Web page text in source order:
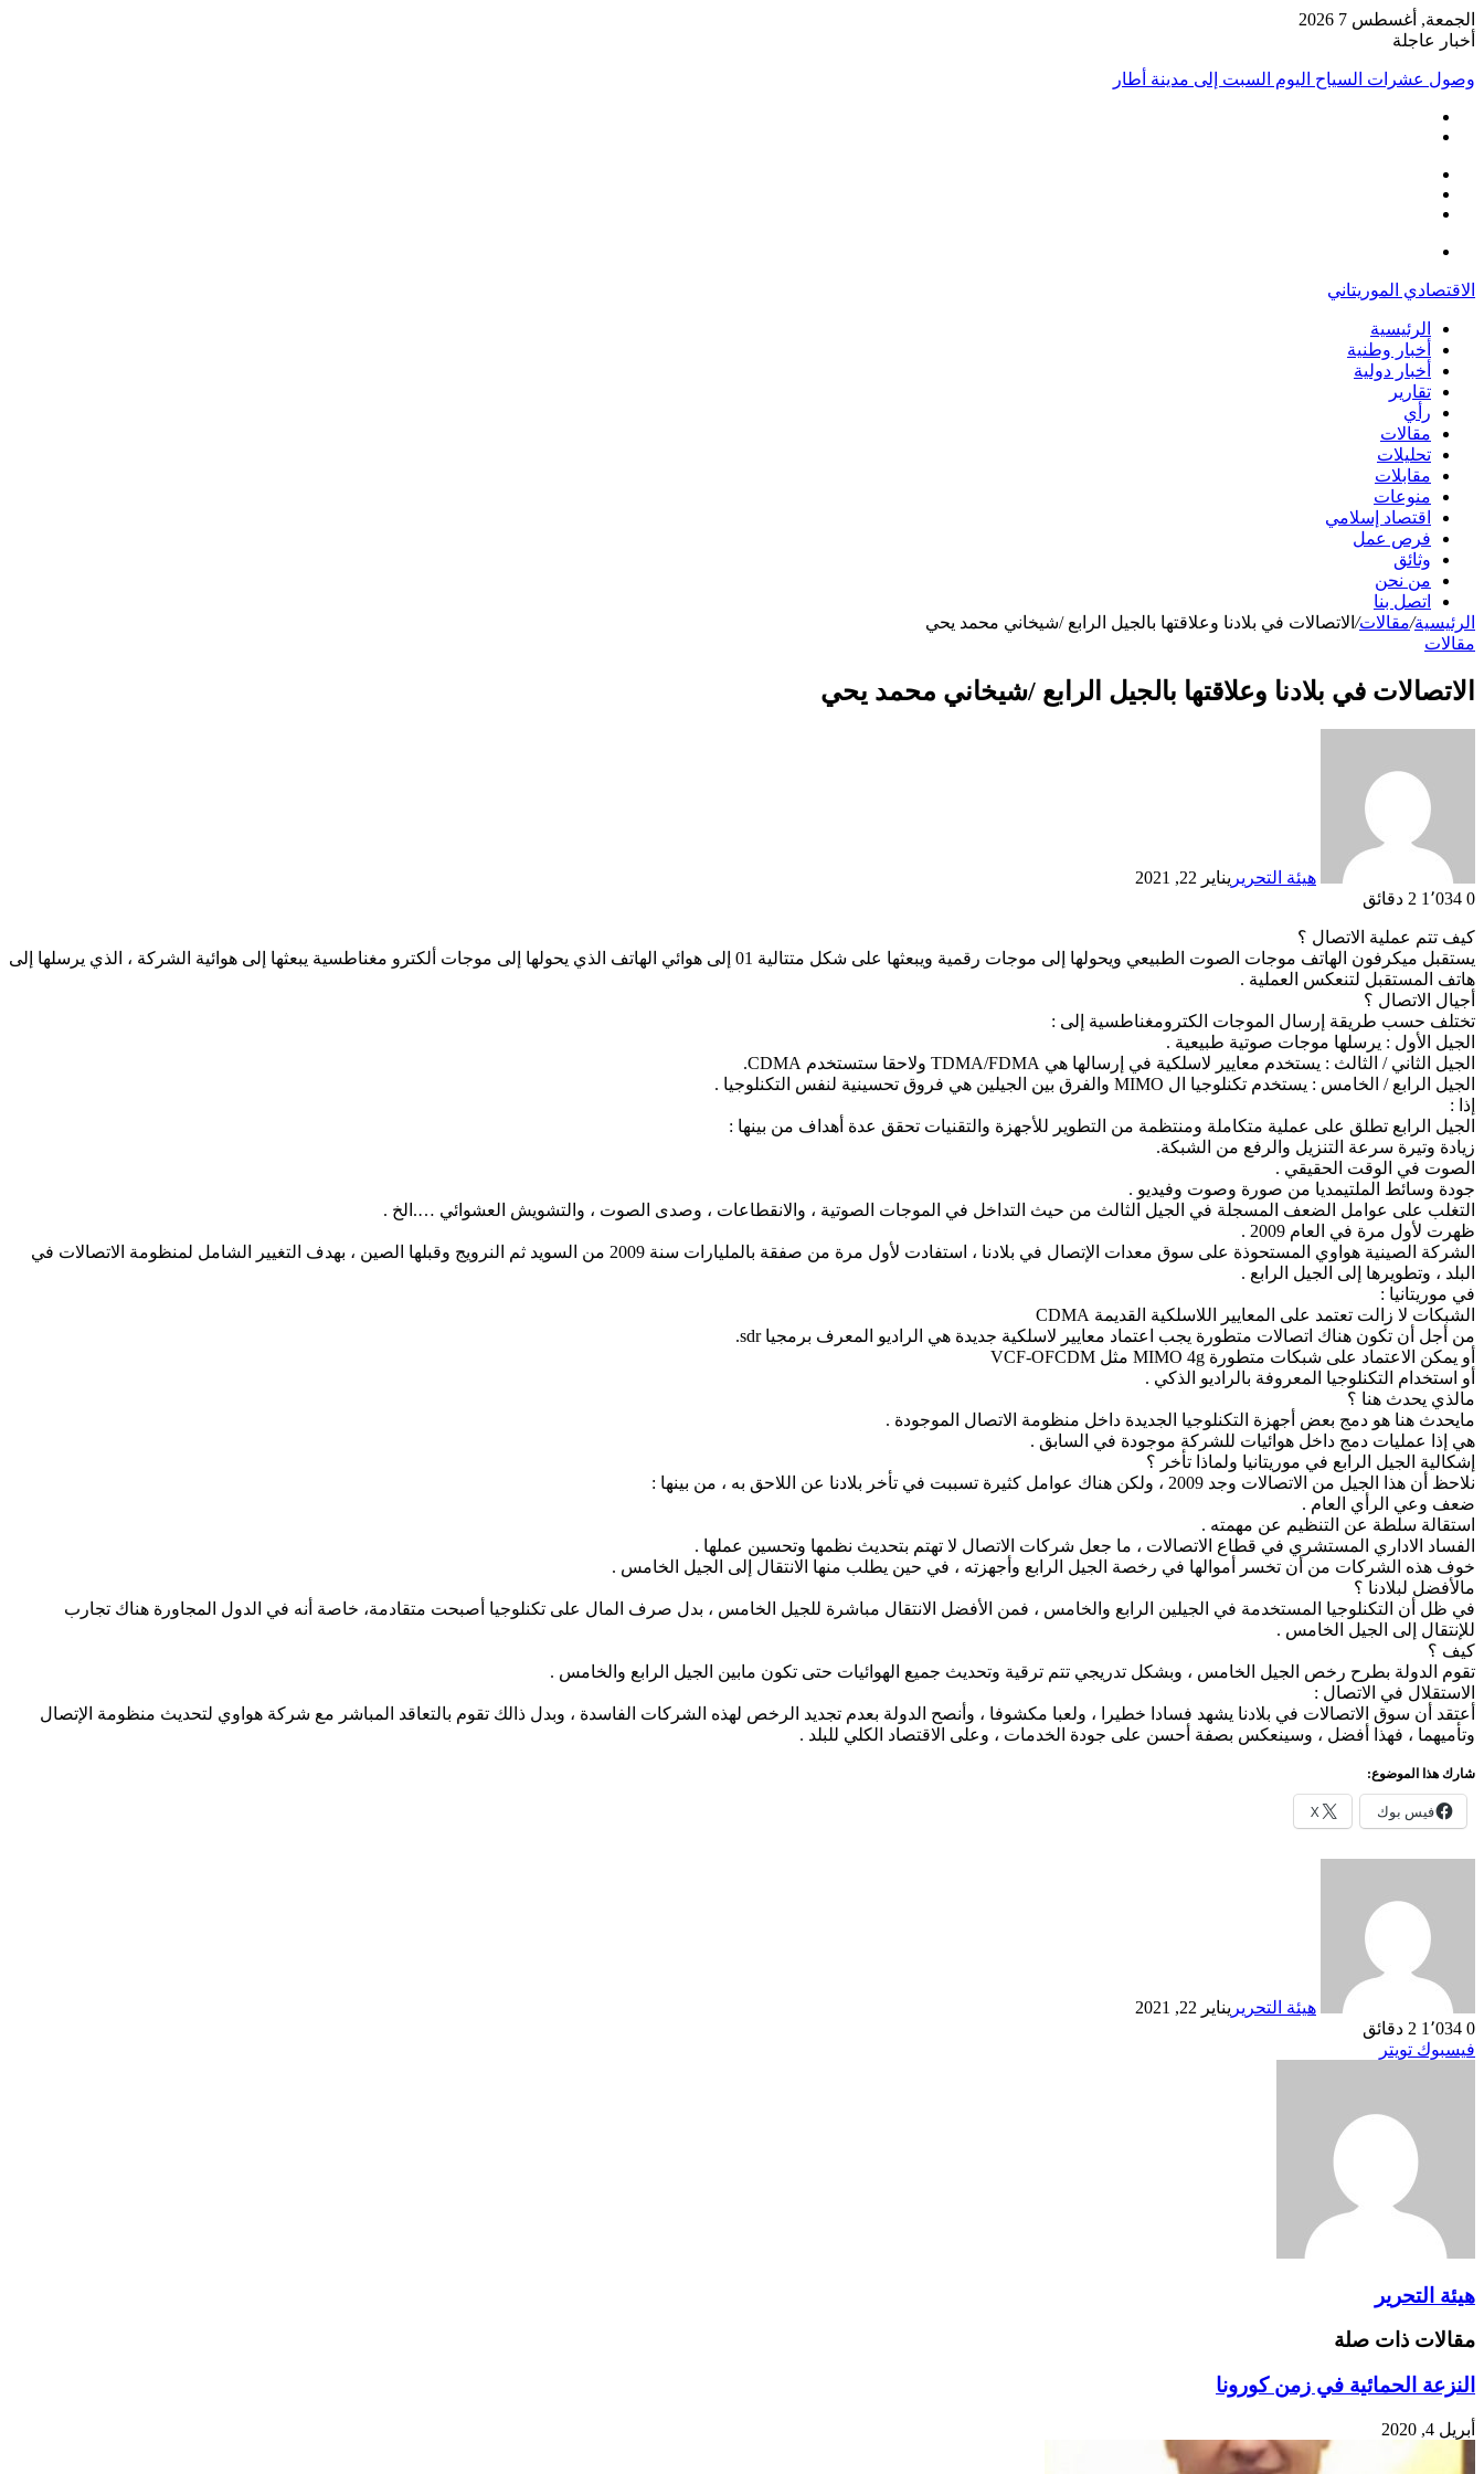
الجمعة, أغسطس 7 2026
أخبار عاجلة
وصول عشرات السياح اليوم السبت إلى مدينة أطار
الاقتصادي الموريتاني
الرئيسية
أخبار وطنية
أخبار دولية
تقارير
رأي
مقالات
تحليلات
مقابلات
منوعات
اقتصاد إسلامي
فرص عمل
وثائق
من نحن
اتصل بنا
الرئيسية/مقالات/ الاتصالات في بلادنا وعلاقتها بالجيل الرابع /شيخاني محمد يحي
مقالات
الاتصالات في بلادنا وعلاقتها بالجيل الرابع /شيخاني محمد يحي
هيئة التحرير يناير 22, 2021
0
2 دقائق
كيف تتم عملية الاتصال ؟
يستقبل ميكرفون الهاتف موجات الصوت الطبيعي ويحولها إلى موجات رقمية ويبعثها على شكل متتالية 01 إلى هوائي الهاتف الذي يحولها إلى موجات ألكترو مغناطسية يبعثها إلى هوائية الشركة ، الذي يرسلها إلى
هاتف المستقبل لتنعكس العملية .
أجيال الاتصال ؟
تختلف حسب طريقة إرسال الموجات الكترومغناطسية إلى :
الجيل الأول : يرسلها موجات صوتية طبيعية .
الجيل الثاني / الثالث : يستخدم معايير لاسلكية في إرسالها هي TDMA/FDMA ولاحقا ستستخدم CDMA.
الجيل الرابع / الخامس : يستخدم تكنلوجيا ال MIMO والفرق بين الجيلين هي فروق تحسينية لنفس التكنلوجيا .
إذا :
الجيل الرابع تطلق على عملية متكاملة ومنتظمة من التطوير للأجهزة والتقنيات تحقق عدة أهداف من بينها :
زيادة وتيرة سرعة التنزيل والرفع من الشبكة.
الصوت في الوقت الحقيقي .
جودة وسائط الملتيمديا من صورة وصوت وفيديو .
التغلب على عوامل الضعف المسجلة في الجيل الثالث من حيث التداخل في الموجات الصوتية ، والانقطاعات ، وصدى الصوت ، والتشويش العشوائي ….الخ .
ظهرت لأول مرة في العام 2009 .
الشركة الصينية هواوي المستحوذة على سوق معدات الإتصال في بلادنا ، استفادت لأول مرة من صفقة بالمليارات سنة 2009 من السويد ثم النرويج وقبلها الصين ، بهدف التغيير الشامل لمنظومة الاتصالات في
البلد ، وتطويرها إلى الجيل الرابع .
في موريتانيا :
الشبكات لا زالت تعتمد على المعايير اللاسلكية القديمة CDMA
من أجل أن تكون هناك اتصالات متطورة يجب اعتماد معايير لاسلكية جديدة هي الراديو المعرف برمجيا sdr.
أو يمكن الاعتماد على شبكات متطورة MIMO 4g مثل VCF-OFCDM
أو استخدام التكنلوجيا المعروفة بالراديو الذكي .
مالذي يحدث هنا ؟
مايحدث هنا هو دمج بعض أجهزة التكنلوجيا الجديدة داخل منظومة الاتصال الموجودة .
هي إذا عمليات دمج داخل هوائيات للشركة موجودة في السابق .
إشكالية الجيل الرابع في موريتانيا ولماذا تأخر ؟
نلاحظ أن هذا الجيل من الاتصالات وجد 2009 ، ولكن هناك عوامل كثيرة تسببت في تأخر بلادنا عن اللاحق به ، من بينها :
ضعف وعي الرأي العام .
استقالة سلطة عن التنظيم عن مهمته .
الفساد الاداري المستشري في قطاع الاتصالات ، ما جعل شركات الاتصال لا تهتم بتحديث نظمها وتحسين عملها .
خوف هذه الشركات من أن تخسر أموالها في رخصة الجيل الرابع وأجهزته ، في حين يطلب منها الانتقال إلى الجيل الخامس .
مالأفضل لبلادنا ؟
في ظل أن التكنلوجيا المستخدمة في الجيلين الرابع والخامس ، فمن الأفضل الانتقال مباشرة للجيل الخامس ، بدل صرف المال على تكنلوجيا أصبحت متقادمة، خاصة أنه في الدول المجاورة هناك تجارب
للإنتقال إلى الجيل الخامس .
كيف ؟
تقوم الدولة بطرح رخص الجيل الخامس ، وبشكل تدريجي تتم ترقية وتحديث جميع الهوائيات حتى تكون مابين الجيل الرابع والخامس .
الاستقلال في الاتصال :
أعتقد أن سوق الاتصالات في بلادنا يشهد فسادا خطيرا ، ولعبا مكشوفا ، وأنصح الدولة بعدم تجديد الرخص لهذه الشركات الفاسدة ، وبدل ذالك تقوم بالتعاقد المباشر مع شركة هواوي لتحديث منظومة الإتصال
وتأميهما ، فهذا أفضل ، وسينعكس بصفة أحسن على جودة الخدمات ، وعلى الاقتصاد الكلي للبلد .
شارك هذا الموضوع:
فيس بوك X
هيئة التحرير يناير 22, 2021
0
2 دقائق
فيسبوك تويتر
هيئة التحرير
مقالات ذات صلة
النزعة الحمائية في زمن كورونا
أبريل 4, 2020